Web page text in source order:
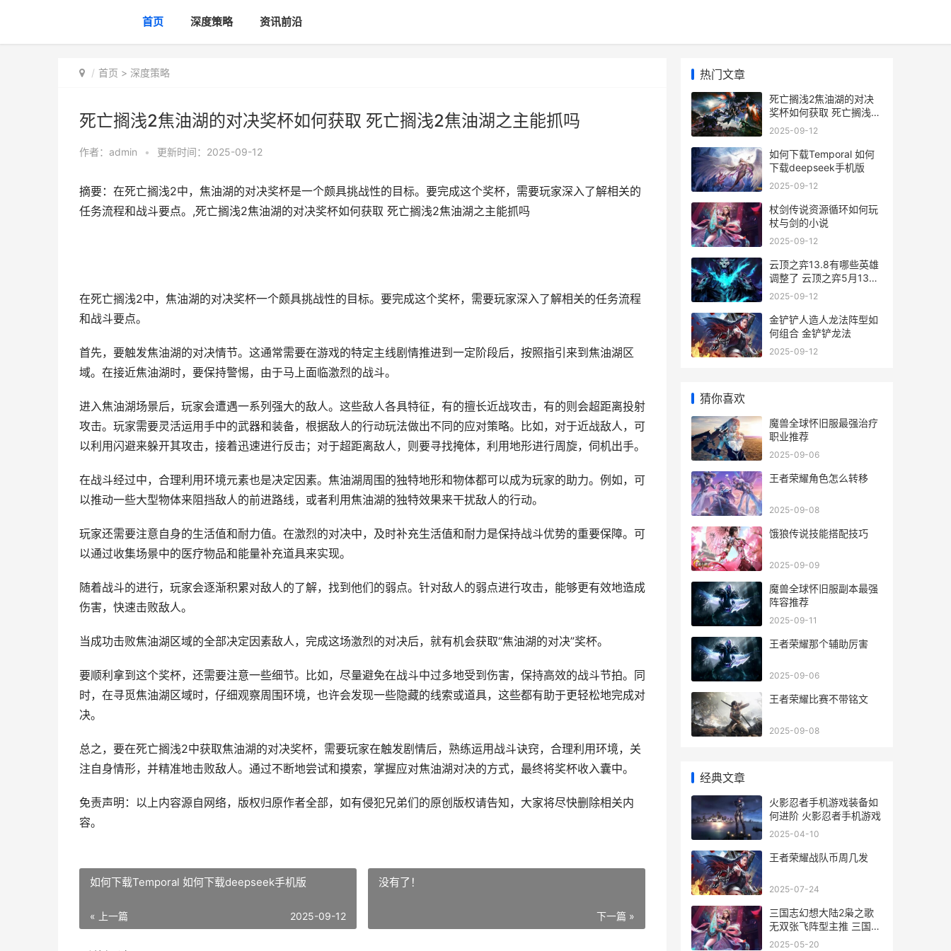
首页 深度策略 资讯前沿
首页 > 深度策略
死亡搁浅2焦油湖的对决奖杯如何获取 死亡搁浅2焦油湖之主能抓吗
作者： admin • 更新时间：2025-09-12
摘要：在死亡搁浅2中，焦油湖的对决奖杯是一个颇具挑战性的目标。要完成这个奖杯，需要玩家深入了解相关的
任务流程和战斗要点。,死亡搁浅2焦油湖的对决奖杯如何获取 死亡搁浅2焦油湖之主能抓吗
在死亡搁浅2中，焦油湖的对决奖杯一个颇具挑战性的目标。要完成这个奖杯，需要玩家深入了解相关的任务流程
和战斗要点。
首先，要触发焦油湖的对决情节。这通常需要在游戏的特定主线剧情推进到一定阶段后，按照指引来到焦油湖区
域。在接近焦油湖时，要保持警惕，由于马上面临激烈的战斗。
进入焦油湖场景后，玩家会遭遇一系列强大的敌人。这些敌人各具特征，有的擅长近战攻击，有的则会超距离投射
攻击。玩家需要灵活运用手中的武器和装备，根据敌人的行动玩法做出不同的应对策略。比如，对于近战敌人，可
以利用闪避来躲开其攻击，接着迅速进行反击；对于超距离敌人，则要寻找掩体，利用地形进行周旋，伺机出手。
在战斗经过中，合理利用环境元素也是决定因素。焦油湖周围的独特地形和物体都可以成为玩家的助力。例如，可
以推动一些大型物体来阻挡敌人的前进路线，或者利用焦油湖的独特效果来干扰敌人的行动。
玩家还需要注意自身的生活值和耐力值。在激烈的对决中，及时补充生活值和耐力是保持战斗优势的重要保障。可
以通过收集场景中的医疗物品和能量补充道具来实现。
随着战斗的进行，玩家会逐渐积累对敌人的了解，找到他们的弱点。针对敌人的弱点进行攻击，能够更有效地造成
伤害，快速击败敌人。
当成功击败焦油湖区域的全部决定因素敌人，完成这场激烈的对决后，就有机会获取“焦油湖的对决”奖杯。
要顺利拿到这个奖杯，还需要注意一些细节。比如，尽量避免在战斗中过多地受到伤害，保持高效的战斗节拍。同
时，在寻觅焦油湖区域时，仔细观察周围环境，也许会发现一些隐藏的线索或道具，这些都有助于更轻松地完成对
决。
总之，要在死亡搁浅2中获取焦油湖的对决奖杯，需要玩家在触发剧情后，熟练运用战斗诀窍，合理利用环境，关
注自身情形，并精准地击败敌人。通过不断地尝试和摸索，掌握应对焦油湖对决的方式，最终将奖杯收入囊中。
免责声明：以上内容源自网络，版权归原作者全部，如有侵犯兄弟们的原创版权请告知，大家将尽快删除相关内
容。
如何下载Temporal 如何下载deepseek手机版
« 上一篇 2025-09-12
没有了！
下一篇 »
热门文章
死亡搁浅2焦油湖的对决
奖杯如何获取 死亡搁浅2
焦油湖之主能抓吗
2025-09-12
如何下载Temporal 如何
下载deepseek手机版
2025-09-12
杖剑传说资源循环如何玩
杖与剑的小说
2025-09-12
云顶之弈13.8有哪些英雄
调整了 云顶之弈5月13日
更新
2025-09-12
金铲铲人造人龙法阵型如
何组合 金铲铲龙法
2025-09-12
猜你喜欢
魔兽全球怀旧服最强治疗
职业推荐
2025-09-06
王者荣耀角色怎么转移
2025-09-08
饿狼传说技能搭配技巧
2025-09-09
魔兽全球怀旧服副本最强
阵容推荐
2025-09-11
王者荣耀那个辅助厉害
2025-09-06
王者荣耀比赛不带铭文
2025-09-08
经典文章
火影忍者手机游戏装备如
何进阶 火影忍者手机游戏
2025-04-10
王者荣耀战队币周几发
2025-07-24
三国志幻想大陆2枭之歌
无双张飞阵型主推 三国志
幻想大陆0.1折
2025-05-20